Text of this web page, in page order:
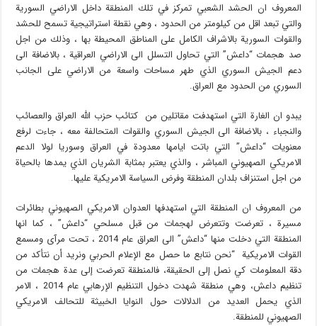
المعروف ان الحشد الشعبي تمركز في تلك المنطقة داخل الاراضي السورية
والتي تبعد اقل من كيلومتر من الحدود ، وهي نقطة استراتيجية تسمح للحشد
والقوات السورية بالاشراف الكامل على المناطق المحيطة بها ، وذلك من اجل
صد هجمات “داعش” التي تحاول التسلل الى الاراضي العراقية ، بالاضافة الى
دعم الجيش السوري الذي طهر مساحات واسعة من الاراضي على الجانب
السوري من الحدود مع العراق.
يبدو ان الغارة التي استهدفت مقاتلين من كتائب حزب الله العراق والعصائب
والنجباء ، بالاضافة الى الجيش السوري والقوات المتحالفة معه ، جاءت لرفع
معنويات “داعش” التي باتت ايامها معدودة في العراق وسوريا لولا الدعم
الامريكي الصهيوني المباشر ، والذي يعتبر بمثابة الشريان الذي يمدها بالحياة
من اجل استنزاف بلدان المنطقة وفرض السياسة الامريكية عليها.
من المعروف ان المنطقة التي استهدفها العدوان الامريكي الصهيوني بطائرات
مسيرة ، تعرضت وتتعرض لهجمات من قبل مسلحي “داعش” ، كما انها
المنطقة التي دخلت منها “داعش” الى العراق عام 2014 ، تحت مرآى ومسمع
القوات الامريكية “نحن نتابع ما حصل مع الإعلام الحربي ونريد أن نتأكد من
دقة المعلومات كي نصل إلى الحقيقة، فالمنطقة تعرضت إلى عدة هجمات من
تنظيم داعش، وهي منطقة شهدت دخول التنظيم الإرهابي عام 2014 ، الامر
الذي يحمل العديد من الدلالات حول النوايا الخبيثة للتحالف الامريكي
الصهيوني للمنطقة.